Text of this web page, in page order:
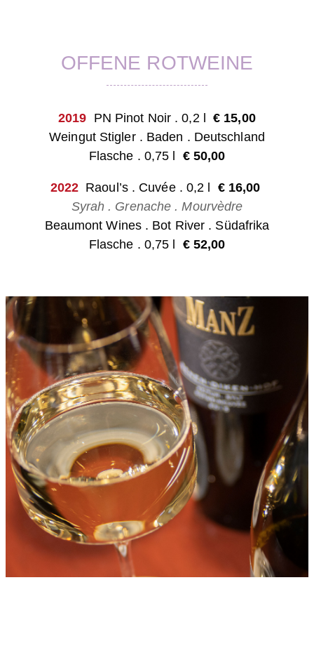
OFFENE ROTWEINE
2019 PN Pinot Noir . 0,2 l€ 15,00
Weingut Stigler . Baden . Deutschland
Flasche . 0,75 l
€ 50,00
2022Raoul’s . Cuvée . 0,2 l € 16,00
Syrah . Grenache . Mourvèdre
Beaumont Wines . Bot River . Südafrika
Flasche . 0,75 l
€ 52,00